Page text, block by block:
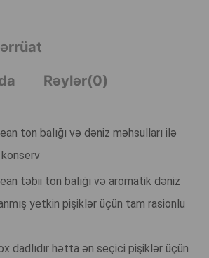
Rəylər(0)
ton balığı və dəniz məhsulları ilə
təbii ton balığı və aromatik dəniz
yetkin pişiklər üçün tam rasionlu
dadlıdır hətta ən seçici pişiklər üçün